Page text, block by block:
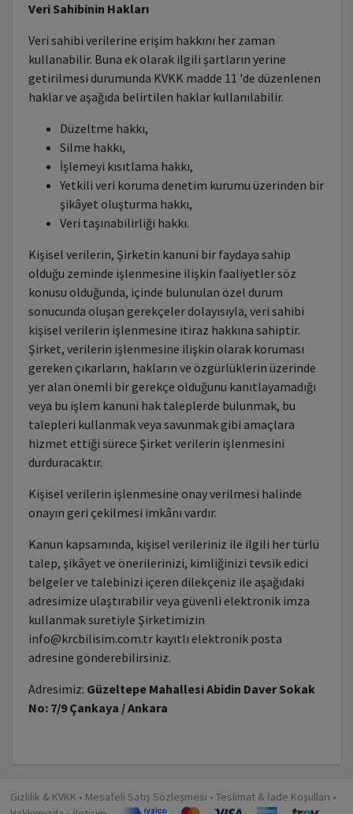
Veri Sahibinin Hakları
Veri sahibi verilerine erişim hakkını her zaman
kullanabilir. Buna ek olarak ilgili şartların yerine
getirilmesi durumunda KVKK madde 11 'de düzenlenen
haklar ve aşağıda belirtilen haklar kullanılabilir.
Düzeltme hakkı,
Silme hakkı,
İşlemeyi kısıtlama hakkı,
Yetkili veri koruma denetim kurumu üzerinden bir
şikâyet oluşturma hakkı,
Veri taşınabilirliği hakkı.
Kişisel verilerin, Şirketin kanuni bir faydaya sahip
olduğu zeminde işlenmesine ilişkin faaliyetler söz
konusu olduğunda, içinde bulunulan özel durum
sonucunda oluşan gerekçeler dolayısıyla, veri sahibi
kişisel verilerin işlenmesine itiraz hakkına sahiptir.
Şirket, verilerin işlenmesine ilişkin olarak koruması
gereken çıkarların, hakların ve özgürlüklerin üzerinde
yer alan önemli bir gerekçe olduğunu kanıtlayamadığı
veya bu işlem kanuni hak taleplerde bulunmak, bu
talepleri kullanmak veya savunmak gibi amaçlara
hizmet ettiği sürece Şirket verilerin işlenmesini
durduracaktır.
Kişisel verilerin işlenmesine onay verilmesi halinde
onayın geri çekilmesi imkânı vardır.
Kanun kapsamında, kişisel verileriniz ile ilgili her türlü
talep, şikâyet ve önerilerinizi, kimliğinizi tevsik edici
belgeler ve talebinizi içeren dilekçeniz ile aşağıdaki
adresimize ulaştırabilir veya güvenli elektronik imza
kullanmak suretiyle Şirketimizin
info@krcbilisim.com.trkayıtlı elektronik posta
adresine gönderebilirsiniz.
Adresimiz: Güzeltepe Mahallesi Abidin Daver Sokak
No: 7/9 Çankaya / Ankara
Gizlilik & KVKK • Mesafeli Satış Sözleşmesi • Teslimat & İade Koşulları •